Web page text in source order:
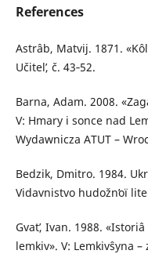
References
Astrâb, Matvіj. 1871.
Učitelʹ, č. 43‑52.
Barna, Adam. 2008.
V: Hmary і sonce nad
Wydawnicza ATUT –
Bedzik, Dmitro. 1984.
Vidavnistvo hudožnʹoї
Gvatʹ, Іvan. 1988.
lemkіv». V: Lemkіvŝyna –